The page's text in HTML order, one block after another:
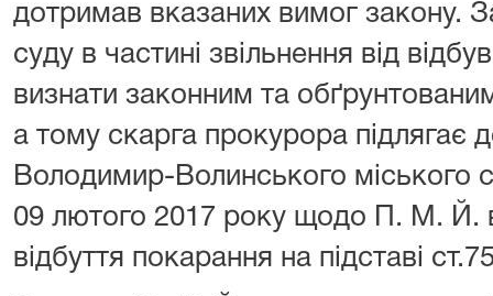
дотримав вказаних вимог закону.
суду в частині звільнення від
визнати законним та
а тому скарга прокурора підлягає
Володимир-Волинського міського
09 лютого 2017 року щодо П. М. Й. в
відбуття покарання на підставі